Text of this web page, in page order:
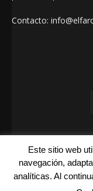
Contacto:
El Faro de Hellín 2025
Galerías Cartas
Este sitio web
navegación,
analíticas. Al